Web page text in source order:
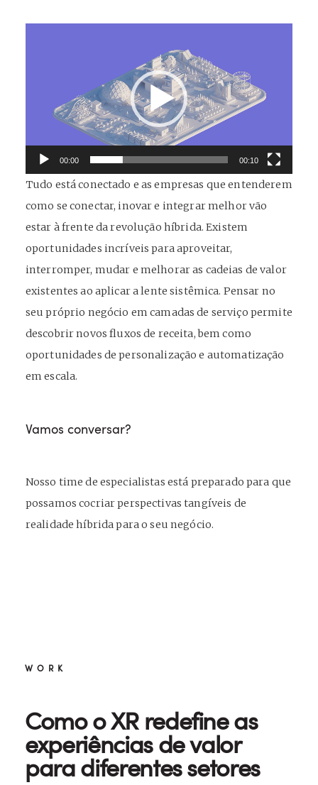
00:00 00:10
Tudo está conectado e as empresas que entenderem
como se conectar, inovar e integrar melhor vão
estar à frente da revolução híbrida. Existem
oportunidades incríveis para aproveitar,
interromper, mudar e melhorar as cadeias de valor
existentes ao aplicar a lente sistêmica. Pensar no
seu próprio negócio em camadas de serviço permite
descobrir novos fluxos de receita, bem como
oportunidades de personalização e automatização
em escala.
Vamos conversar?
Nosso time de especialistas está preparado para que
possamos cocriar perspectivas tangíveis de
realidade híbrida para o seu negócio.
WORK
Como o XR redefine as
experiências de valor
para diferentes setores